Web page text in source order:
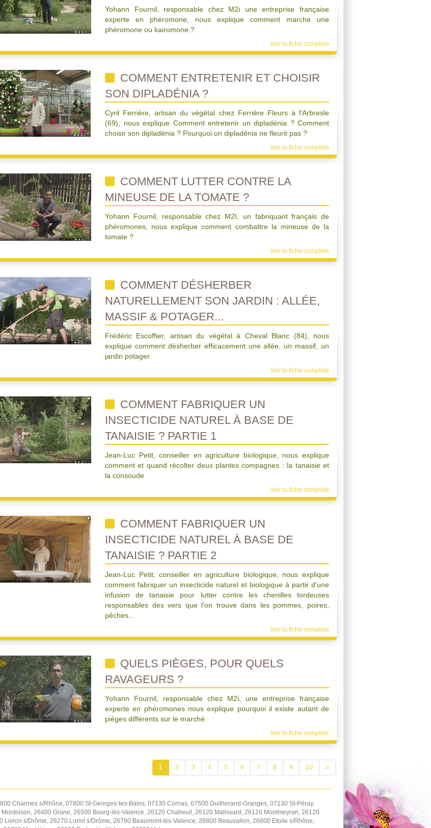
Yohann Fournil, responsable chez M2i une entreprise française
experte en phéromone, nous explique comment marche une
phéromone ou kairomone ?
Voir la fiche complète
COMMENT ENTRETENIR ET CHOISIR
SON DIPLADÉNIA ?
Cyril Ferrière, artisan du végétal chez Ferrière Fleurs à l'Arbresle
(69), nous explique Comment entretenir un dipladénia ? Comment
choisir son dipladénia ? Pourquoi un dipladénia ne fleurit pas ?
Voir la fiche complète
COMMENT LUTTER CONTRE LA
MINEUSE DE LA TOMATE ?
Yohann Fournil, responsable chez M2I, un fabriquant français de
phéromones, nous explique comment combattre la mineuse de la
tomate ?
Voir la fiche complète
COMMENT DÉSHERBER
NATURELLEMENT SON JARDIN : ALLÉE,
MASSIF & POTAGER...
Frédéric Escoffier, artisan du végétal à Cheval Blanc (84), nous
explique comment désherber efficacement une allée, un massif, un
jardin potager
Voir la fiche complète
COMMENT FABRIQUER UN
INSECTICIDE NATUREL À BASE DE
TANAISIE ? PARTIE 1
Jean-Luc Petit, conseiller en agriculture biologique, nous explique
comment et quand récolter deux plantes compagnes : la tanaisie et
la consoude
Voir la fiche complète
COMMENT FABRIQUER UN
INSECTICIDE NATUREL À BASE DE
TANAISIE ? PARTIE 2
Jean-Luc Petit, conseiller en agriculture biologique, nous explique
comment fabriquer un insecticide naturel et biologique à partir d'une
infusion de tanaisie pour lutter contre les chenilles tordeuses
responsables des vers que l'on trouve dans les pommes, poires,
pêches...
Voir la fiche complète
QUELS PIÈGES, POUR QUELS
RAVAGEURS ?
Yohann Fournil, responsable chez M2i, une entreprise française
experte en phéromones nous explique pourquoi il existe autant de
pièges différents sur le marché.
Voir la fiche complète
1 2 3 4 5 6 7 8 9 10 »
Charmes s/Rhône, 07800 St-Georges-les-Bains, 07130 Cornas, 07500 Guilherand-Granges, 07130 St-Péray,
26400 Grane, 26500 Bourg-lès-Valence, 26120 Chabeuil, 26120 Malissard, 26120 Montmeyran, 26120
Livron s/Drôme, 26270 Loriol s/Drôme, 26760 Beaumont-lès-Valence, 26800 Beauvallon, 26800 Etoile s/Rhône,